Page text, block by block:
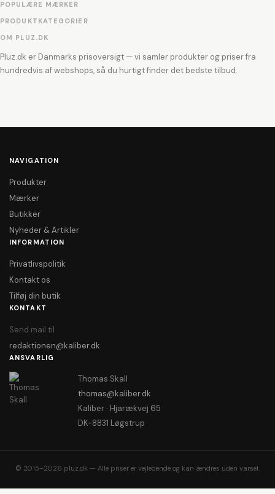
POPULÆRE MÆRKER
PRODUKTKATEGORIER
OM PLUZ.DK
Pluz.dk er Danmarks prisoversigt — vi samler produkter og priser fra
hundredvis af webshops, så du hurtigt finder det bedste tilbud.
NAVIGATION
Produkter
Mærker
Butikker
Nyheder & Artikler
INFORMATION
Privatlivspolitik
Kontakt os
Tilføj din butik
KONTAKT
Send mail til
redaktionen@kaliber.dk
ANSVARLIG
Thomas Skall
thomas@kaliber.dk
Kaliber · Hjarækvej 65
DK-8831 Løgstrup
© 2015–2026 pluz.dk — Alle priser er vejledende og kan ændres uden varsel.